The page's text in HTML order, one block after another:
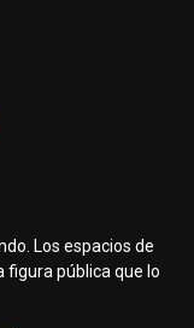
Los espacios de
figura pública que lo